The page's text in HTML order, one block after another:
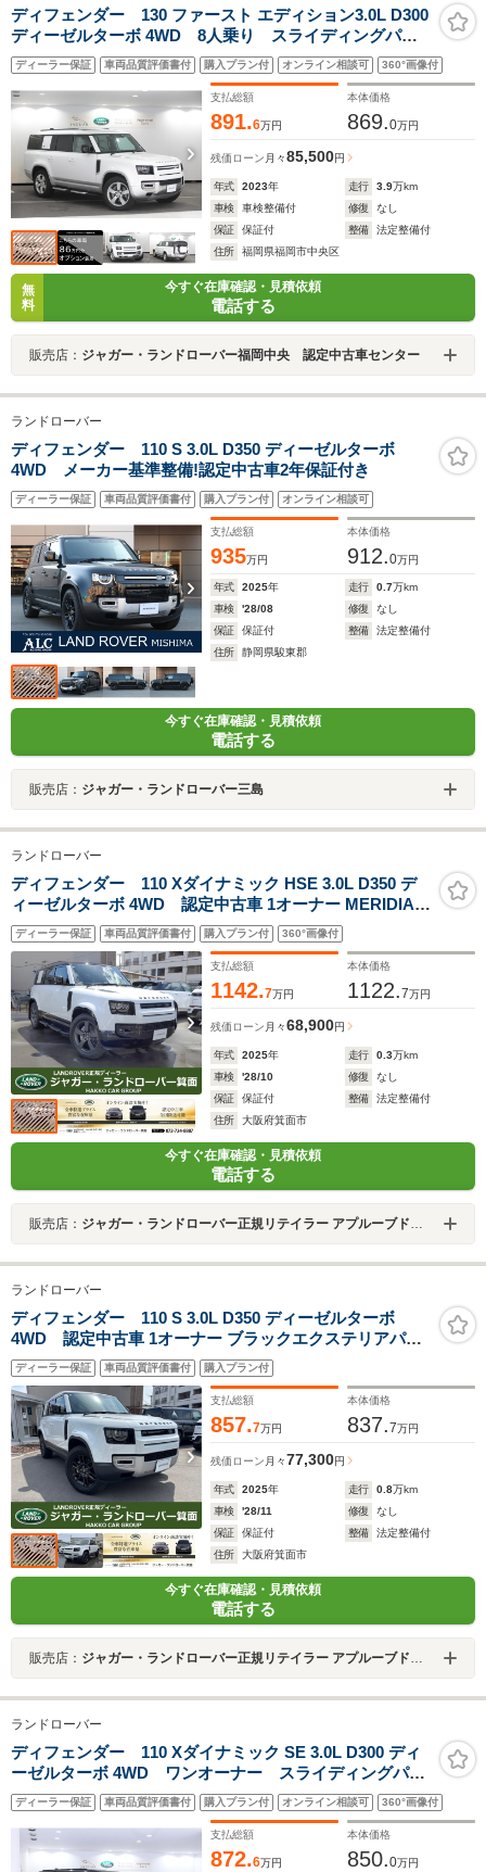
ディフェンダー 130 ファースト エディション3.0L D300
ディーゼルターボ 4WD 8人乗り スライディングパノ
ラミックルーフ Meridianサウンドシステム ワイヤレ
スデバイスチャージング エアサスペンション 20イン
チ ステアリングヒーター フロントシートヒーター&ク
ディーラー保証 車両品質評価書付 購入プラン付 オンライン相談可 360°画像付
支払総額
891.6万円
本体価格
869.0万円
残価ローン 月々85,500円
年式 2023年 走行 3.9万km
車検
車検整備付 修復
なし
保証
保証付 整備
法定整備付
住所
福岡県福岡市中央区
無
料
今すぐ在庫確認・見積依頼
電話する
販売店： ジャガー・ランドローバー福岡中央 認定中古車センター
ランドローバー
ディフェンダー 110 S 3.0L D350 ディーゼルターボ
4WD メーカー基準整備!認定中古車2年保証付き
ディーラー保証 車両品質評価書付 購入プラン付 オンライン相談可
支払総額
935万円
本体価格
912.0万円
年式 2025年 走行 0.7万km
車検
'28/08 修復
なし
保証
保証付 整備
法定整備付
住所
静岡県駿東郡
今すぐ在庫確認・見積依頼
電話する
販売店： ジャガー・ランドローバー三島
ランドローバー
ディフェンダー 110 Xダイナミック HSE 3.0L D350 デ
ィーゼルターボ 4WD 認定中古車 1オーナー MERIDIAN
エアサス パノラミックスライディングルーフ シートヒー
タ(F/R)&シートクーラ(F)M付PWシート サイドステップ
360カメラ マッドフラップ 純正ドラレコ リアコンプレッ
サー 20AW
ディーラー保証 車両品質評価書付 購入プラン付 360°画像付
支払総額
1142.7万円
本体価格
1122.7万円
残価ローン 月々68,900円
年式 2025年 走行 0.3万km
車検
'28/10 修復
なし
保証
保証付 整備
法定整備付
住所
大阪府箕面市
今すぐ在庫確認・見積依頼
電話する
販売店： ジャガー・ランドローバー正規リテイラー アプルーブドセンター箕面
ランドローバー
ディフェンダー 110 S 3.0L D350 ディーゼルターボ
4WD 認定中古車 1オーナー ブラックエクステリアパッ
ク ルーフレール 純正ドラレコ 3Dサラウンドカメラ
ACC/LKA/BSM/RTM シートヒータ(F) 19インチAW LED
ヘッドライト CarPlay&AndroidAuto
ディーラー保証 車両品質評価書付 購入プラン付
支払総額
857.7万円
本体価格
837.7万円
残価ローン 月々77,300円
年式 2025年 走行 0.8万km
車検
'28/11 修復
なし
保証
保証付 整備
法定整備付
住所
大阪府箕面市
今すぐ在庫確認・見積依頼
電話する
販売店： ジャガー・ランドローバー正規リテイラー アプルーブドセンター箕面
ランドローバー
ディフェンダー 110 Xダイナミック SE 3.0L D300 ディ
ーゼルターボ 4WD ワンオーナー スライディングパノ
ラミックルーフ エアサスペンション 20インチ シー
トヒーター プライバシーガラス ブラックエクステリ
アパック Meridianサウンドシステム フル液晶メー
ター
ディーラー保証 車両品質評価書付 購入プラン付 オンライン相談可 360°画像付
支払総額
872.6万円
本体価格
850.0万円